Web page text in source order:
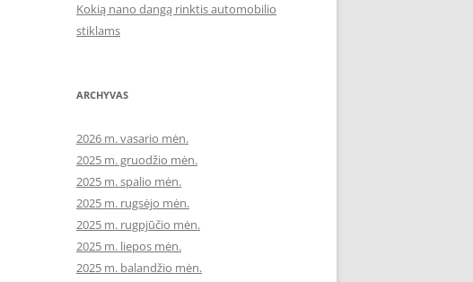
Kokią nano dangą rinktis automobilio
stiklams
ARCHYVAS
2026 m. vasario mėn.
2025 m. gruodžio mėn.
2025 m. spalio mėn.
2025 m. rugsėjo mėn.
2025 m. rugpjūčio mėn.
2025 m. liepos mėn.
2025 m. balandžio mėn.